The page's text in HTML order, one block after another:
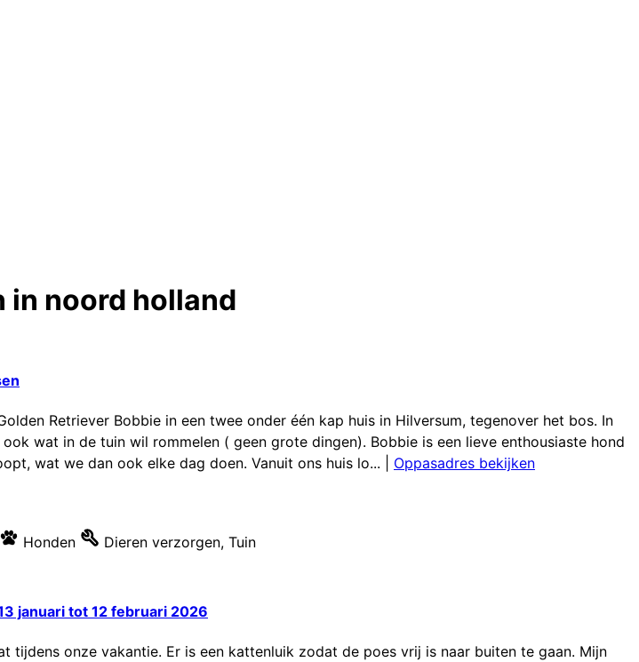
in noord holland
Retriever Bobbie in een twee onder één kap huis in Hilversum, tegenover het bos. In
wat in de tuin wil rommelen ( geen grote dingen). Bobbie is een lieve enthousiaste hond
wat we dan ook elke dag doen. Vanuit ons huis lo...
Oppasadres bekijken
Honden Dieren verzorgen, Tuin
januari tot 12 februari 2026
tijdens onze vakantie. Er is een kattenluik zodat de poes vrij is naar buiten te gaan. Mijn